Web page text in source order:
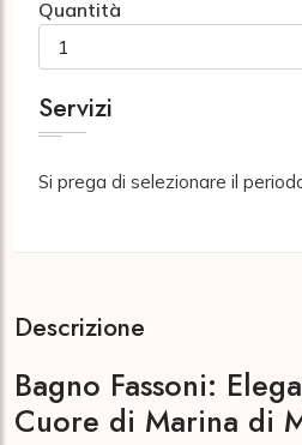
Quantità
Servizi
Si prega di selezionare il
Descrizione
Bagno Fassoni:
Cuore di Marina di